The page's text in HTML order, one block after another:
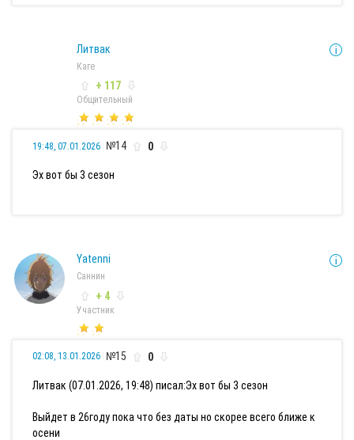
Литвак
Каге
+ 117
Общительный
19:48, 07.01.2026 №14 0
Эх вот бы 3 сезон
Yatenni
Саннин
+ 4
Участник
02:08, 13.01.2026 №15 0
Литвак (07.01.2026, 19:48) писал:Эх вот бы 3 сезон
Выйдет в 26году пока что без даты но скорее всего ближе к
осени